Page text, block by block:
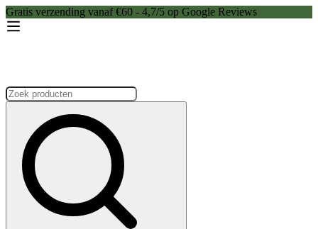
Gratis verzending vanaf €60 - 4,7/5 op Google Reviews
Zoeken: